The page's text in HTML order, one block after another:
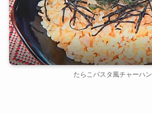
たらこパスタ風チャーハン